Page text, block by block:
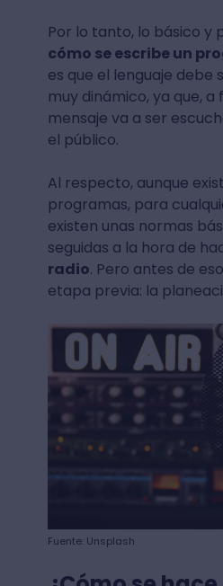
Por lo tanto, lo básico y
cómo se escribe un
es que el lenguaje debe
muy dinámico, ya que, a
mensaje va a ser
el público.
Al respecto, aunque
programas, para
existen unas normas
seguidas a la hora de
radio. Pero antes de
etapa previa: la
Fuente: Unsplash